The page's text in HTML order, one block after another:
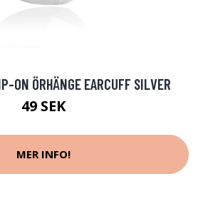
ON ÖRHÄNGE EARCUFF SILVER
49 SEK
MER INFO!